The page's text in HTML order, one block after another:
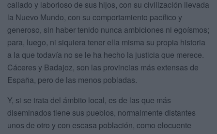
callado y laborioso de sus hijos, con su civilización llevada
la Nuevo Mundo, con su comportamiento pacífico y
generoso, sin haber tenido nunca ambiciones ni egoísmos;
para, luego, ni siquiera tener ella misma su propia historia
a la que todavía no se le ha hecho la justicia que merece.
Cáceres y Badajoz, son las provincias más extensas de
España, pero de las menos pobladas.
Y, si se trata del ámbito local, es de las que más
diseminados tiene sus pueblos, normalmente distantes
unos de otro y con escasa población, como elocuente